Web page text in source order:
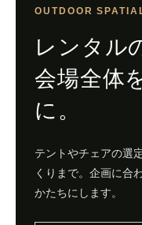
OUTDOOR
レンタル
会場全体
に。
テントやチェアの選
くりまで。企画に合
かたちにします。